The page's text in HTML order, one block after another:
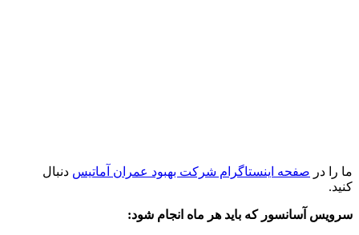
ما را در صفحه اینستاگرام شرکت بهبود عمران آماتیس دنبال
کنید.
سرویس آسانسور که باید هر ماه انجام شود: